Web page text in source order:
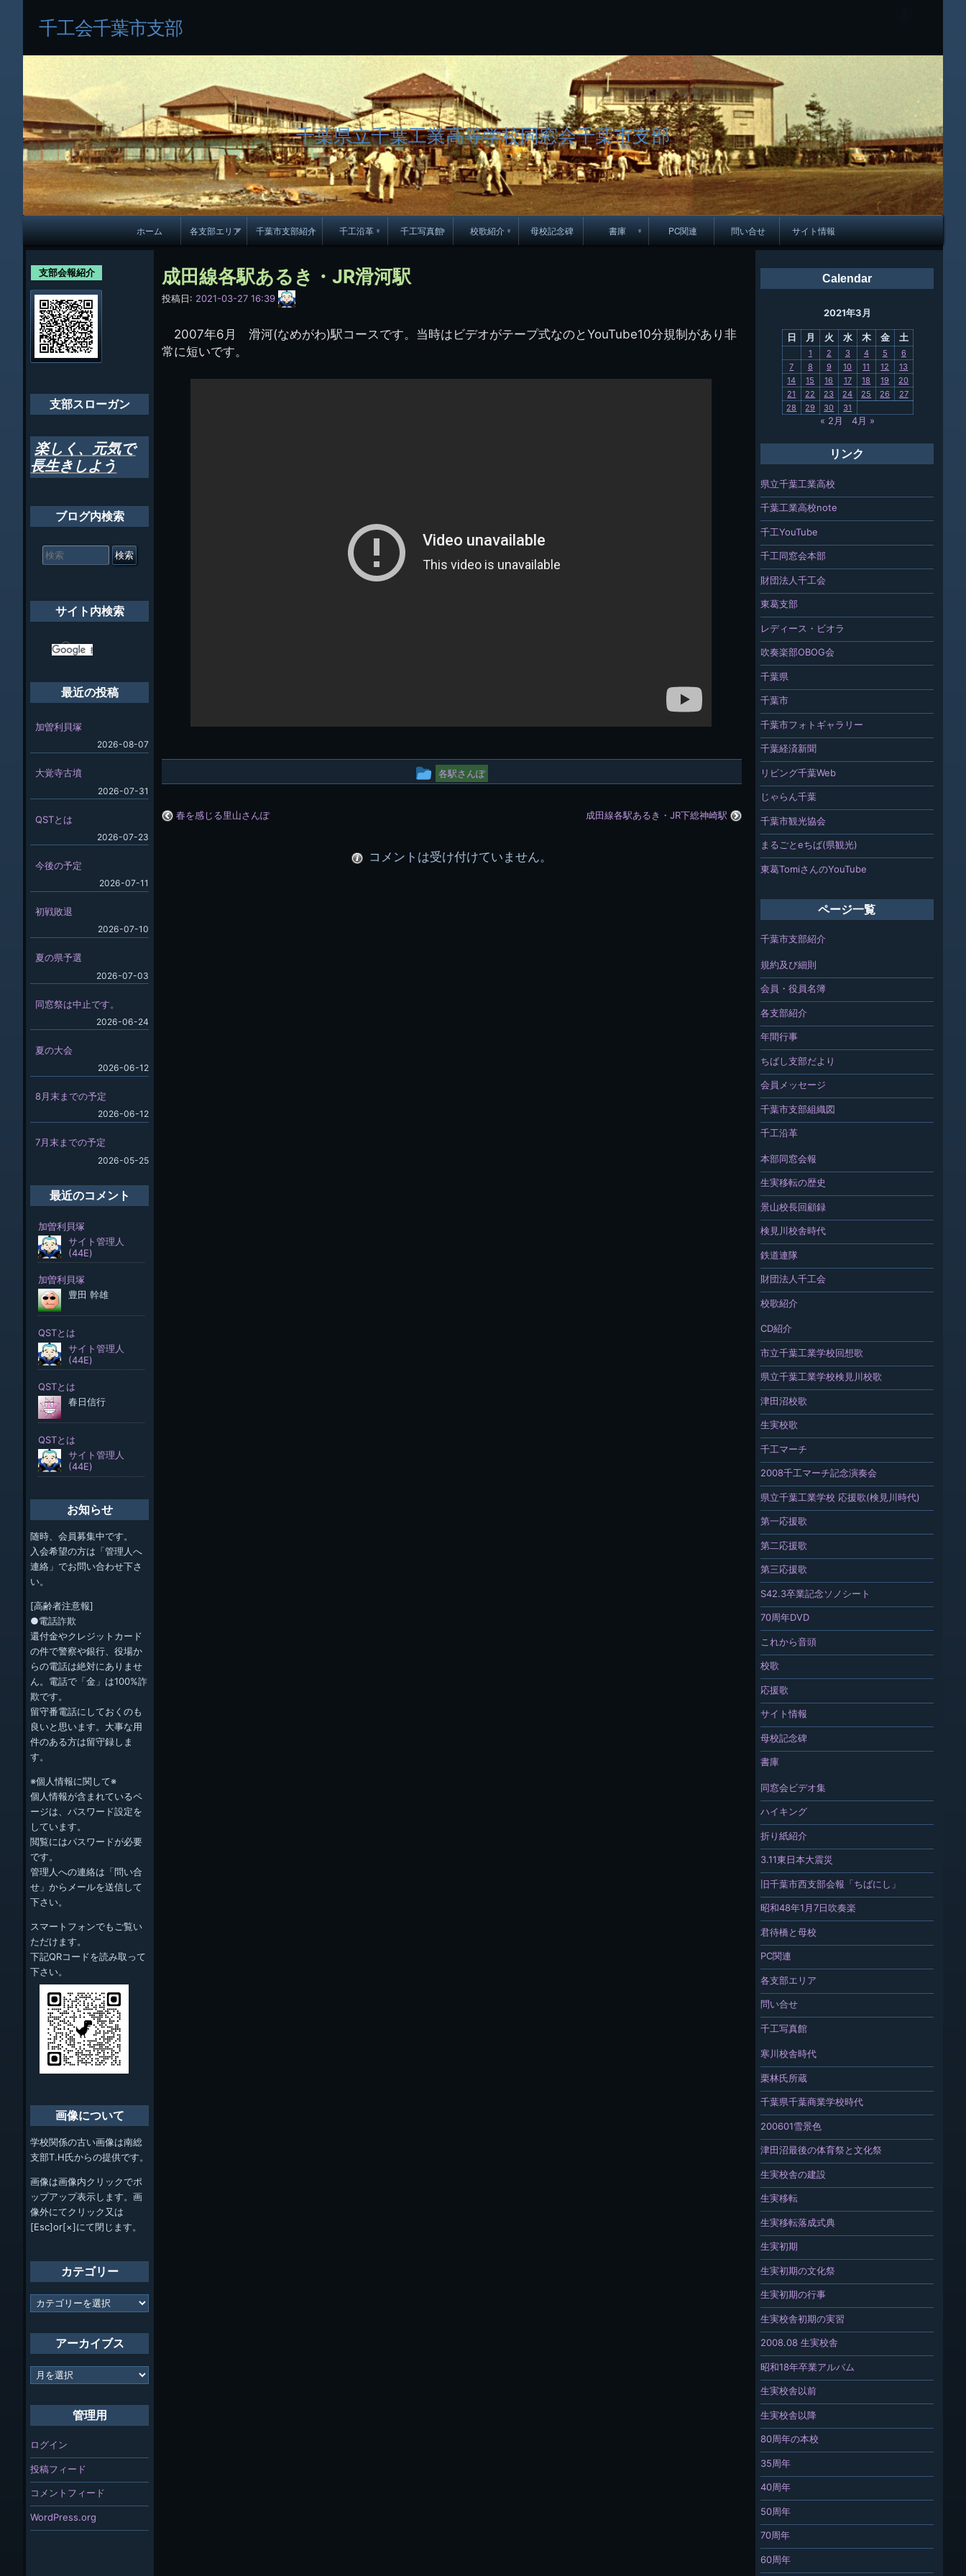
ス
キ
ッ
プ
千工会千葉市支部
千葉県立千葉工業高等学校同窓会千葉市支部
メ
イ
ン
ナ
ビ
ゲ
ー
ョ
ン
ホーム 各支部エリア 千葉市支部紹介
会員・役員名簿
千工沿革
生実移転の歴史
千工写真館
生実校舎初期の実習
校歌紹介
県立千葉工業学校検
津田沼校歌
応援歌(検見川時代)
母校記念碑 書庫 PC関連 問い合せ サイト情報
成田線各駅あるき・JR滑河駅
投稿日: 2021-03-27 16:39
サ
イ
管
理
2007年6月 滑河(なめがわ)駅コースです。当時はビデオがテープ式なのとYouTube10分規制があり非
常に短いです。
投
ー
各駅さんぽ
春を感じる里山さんぽ 成田線各駅あるき・JR下総神崎駅
コメントは受け付けていません。
Calendar
2021年3月
日 月 火 水 木 金 土
1 2 3 4 5
6
7
8 9 10 11 12
13
14
15 16 17 18 19
20
21
22 23 24 25 26
27
28
29 30 31
« 2月 4月 »
リンク
県立千葉工業高校
千葉工業高校note
千工YouTube
千工同窓会本部
財団法人千工会
東葛支部
レディース・ビオラ
吹奏楽部OBOG会
千葉県
千葉市
千葉市フォトギャラリー
千葉経済新聞
リビング千葉Web
じゃらん千葉
千葉市観光協会
まるごとeちば(県観光)
東葛TomiさんのYouTube
ページ一覧
千葉市支部紹介
規約及び細則
会員・役員名簿
各支部紹介
年間行事
ちばし支部だより
会員メッセージ
千葉市支部組織図
千工沿革
本部同窓会報
生実移転の歴史
景山校長回顧録
検見川校舎時代
鉄道連隊
財団法人千工会
校歌紹介
CD紹介
市立千葉工業学校回想歌
県立千葉工業学校検見川校歌
津田沼校歌
生実校歌
千工マーチ
2008千工マーチ記念演奏会
県立千葉工業学校 応援歌(検見川時代)
第一応援歌
第二応援歌
第三応援歌
S42.3卒業記念ソノシート
70周年DVD
これから音頭
校歌
応援歌
サイト情報
母校記念碑
書庫
同窓会ビデオ集
ハイキング
折り紙紹介
3.11東日本大震災
旧千葉市西支部会報「ちばにし」
昭和48年1月7日吹奏楽
君待橋と母校
PC関連
各支部エリア
問い合せ
千工写真館
寒川校舎時代
栗林氏所蔵
千葉県千葉商業学校時代
200601雪景色
津田沼最後の体育祭と文化祭
生実校舎の建設
生実移転
生実移転落成式典
生実初期
生実初期の文化祭
生実初期の行事
生実校舎初期の実習
2008.08 生実校舎
昭和18年卒業アルバム
生実校舎以前
生実校舎以降
80周年の本校
35周年
40周年
50周年
70周年
60周年
支部会報紹介
支部スローガン
楽しく、元気で
長生きしよう
ブログ内検索
索
サイト内検索
最近の投稿
加曽利貝塚
2026-08-07
大覚寺古墳
2026-07-31
QSTとは
2026-07-23
今後の予定
2026-07-11
初戦敗退
2026-07-10
夏の県予選
2026-07-03
同窓祭は中止です。
2026-06-24
夏の大会
2026-06-12
8月末までの予定
2026-06-12
7月末までの予定
2026-05-25
最近のコメント
お知らせ
随時、会員募集中です。
入会希望の方は「管理人へ
連絡」でお問い合わせ下さ
い。
[高齢者注意報]
●電話詐欺
還付金やクレジットカード
の件で警察や銀行、役場か
らの電話は絶対にありませ
ん。電話で「金」は100%詐
欺です。
留守番電話にしておくのも
良いと思います。大事な用
件のある方は留守録しま
す。
※個人情報に関して※
個人情報が含まれているペ
ージは、パスワード設定を
しています。
閲覧にはパスワードが必要
です。
管理人への連絡は「問い合
せ」からメールを送信して
下さい。
スマートフォンでもご覧い
ただけます。
下記QRコードを読み取って
下さい。
画像について
学校関係の古い画像は南総
支部T.H氏からの提供です。
画像は画像内クリックでポ
ップアップ表示します。画
像外にてクリック又は
[Esc]or[×]にて閉じます。
カテゴリー
カ
テ
アーカイブス
ア
ー
管理用
ログイン
投稿フィード
コメントフィード
WordPress.org